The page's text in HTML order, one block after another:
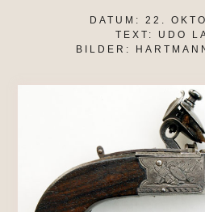
DATUM:
22.
TEXT: UDO
BILDER: